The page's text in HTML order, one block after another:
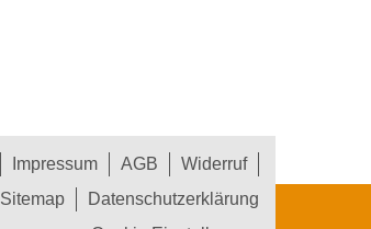
Impressum AGB
Widerruf
Sitemap
Datenschutzerklärung